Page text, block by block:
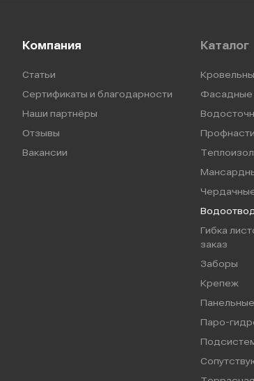
Компания
Статьи
Сертификаты и благодарности
Наши партнёры
Отзывы
Вакансии
Каталог
Фасадные
Гибка
заказ
Заборы
Крепеж
Паро-